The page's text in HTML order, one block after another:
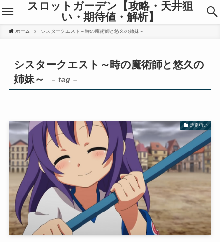
スロットガーデン【攻略・天井狙
い・期待値・解析】
ホーム シスタークエスト～時の魔術師と悠久の姉妹～
シスタークエスト～時の魔術師と悠久の
姉妹～
– tag –
設定狙い